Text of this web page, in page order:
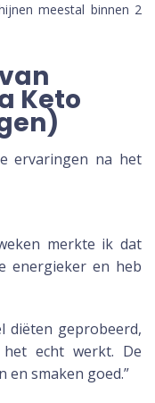
meestal binnen 2
Keto
ervaringen na het
merkte ik dat
energieker en heb
diëten geprobeerd,
echt werkt. De
en smaken goed.”